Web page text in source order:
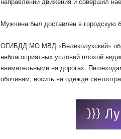
Мужчина был доставлен в городскую
ОГИБДД МО МВД «Великолукский»
неблагоприятных условий плохой
внимательными на дорогах.
обочинам, носить на одежде